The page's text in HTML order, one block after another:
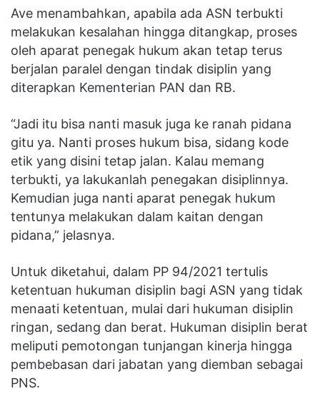
Ave menambahkan, apabila ada ASN terbukti
melakukan kesalahan hingga ditangkap, proses
oleh aparat penegak hukum akan tetap terus
berjalan paralel dengan tindak disiplin yang
diterapkan Kementerian PAN dan RB.
“Jadi itu bisa nanti masuk juga ke ranah pidana
gitu ya. Nanti proses hukum bisa, sidang kode
etik yang disini tetap jalan. Kalau memang
terbukti, ya lakukanlah penegakan disiplinnya.
Kemudian juga nanti aparat penegak hukum
tentunya melakukan dalam kaitan dengan
pidana,” jelasnya.
Untuk diketahui, dalam PP 94/2021 tertulis
ketentuan hukuman disiplin bagi ASN yang tidak
menaati ketentuan, mulai dari hukuman disiplin
ringan, sedang dan berat. Hukuman disiplin berat
meliputi pemotongan tunjangan kinerja hingga
pembebasan dari jabatan yang diemban sebagai
PNS.